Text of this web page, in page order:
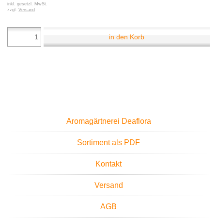
inkl. gesetzl. MwSt.
zzgl. Versand
in den Korb
Aromagärtnerei Deaflora
Sortiment als PDF
Kontakt
Versand
AGB